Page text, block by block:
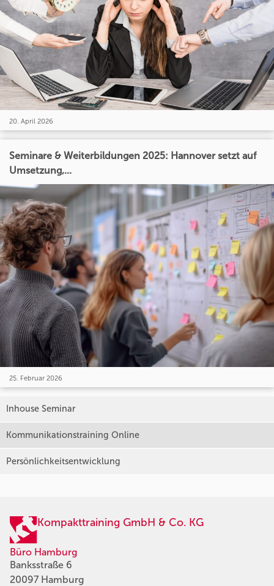
20. April 2026
Seminare & Weiterbildungen 2025: Hannover setzt auf
Umsetzung,...
25. Februar 2026
Inhouse Seminar
Kommunikationstraining Online
Persönlichkeitsentwicklung
Kompakttraining GmbH & Co. KG
Büro Hamburg
Banksstraße 6
20097 Hamburg